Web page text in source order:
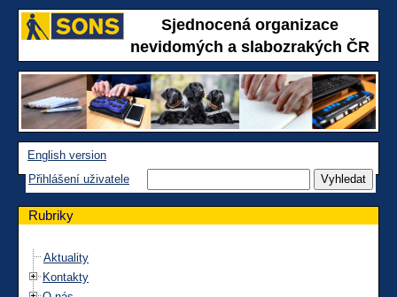
Sjednocená organizace
nevidomých a slabozrakých ČR
English version
Přihlášení uživatele
Rubriky
Aktuality
Kontakty